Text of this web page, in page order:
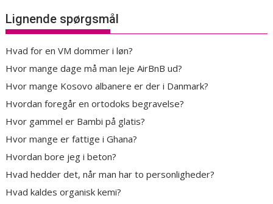
Lignende spørgsmål
Hvad for en VM dommer i løn?
Hvor mange dage må man leje AirBnB ud?
Hvor mange Kosovo albanere er der i Danmark?
Hvordan foregår en ortodoks begravelse?
Hvor gammel er Bambi på glatis?
Hvor mange er fattige i Ghana?
Hvordan bore jeg i beton?
Hvad hedder det, når man har to personligheder?
Hvad kaldes organisk kemi?